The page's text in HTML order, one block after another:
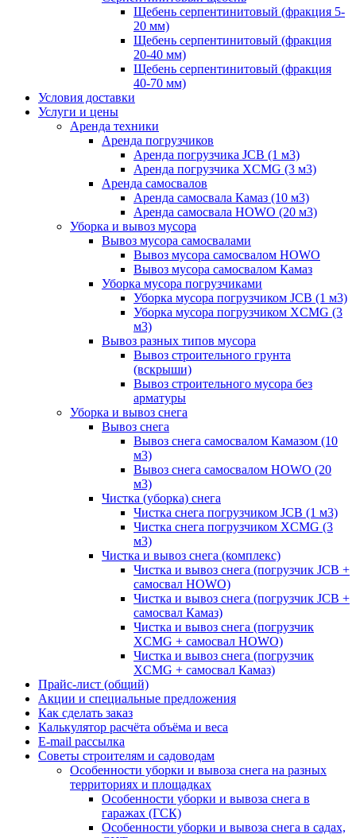
Щебень серпентинитовый (фракция 5-
20 мм)
Щебень серпентинитовый (фракция
20-40 мм)
Щебень серпентинитовый (фракция
40-70 мм)
Условия доставки
Услуги и цены
Аренда техники
Аренда погрузчиков
Аренда погрузчика JCB (1 м3)
Аренда погрузчика XCMG (3 м3)
Аренда самосвалов
Аренда самосвала Камаз (10 м3)
Аренда самосвала HOWO (20 м3)
Уборка и вывоз мусора
Вывоз мусора самосвалами
Вывоз мусора самосвалом HOWO
Вывоз мусора самосвалом Камаз
Уборка мусора погрузчиками
Уборка мусора погрузчиком JCB (1 м3)
Уборка мусора погрузчиком XCMG (3
м3)
Вывоз разных типов мусора
Вывоз строительного грунта
(вскрыши)
Вывоз строительного мусора без
арматуры
Уборка и вывоз снега
Вывоз снега
Вывоз снега самосвалом Камазом (10
м3)
Вывоз снега самосвалом HOWO (20
м3)
Чистка (уборка) снега
Чистка снега погрузчиком JCB (1 м3)
Чистка снега погрузчиком XCMG (3
м3)
Чистка и вывоз снега (комплекс)
Чистка и вывоз снега (погрузчик JCB +
самосвал HOWO)
Чистка и вывоз снега (погрузчик JCB +
самосвал Камаз)
Чистка и вывоз снега (погрузчик
XCMG + самосвал HOWO)
Чистка и вывоз снега (погрузчик
XCMG + самосвал Камаз)
Прайс-лист (общий)
Акции и специальные предложения
Как сделать заказ
Калькулятор расчёта объёма и веса
E-mail рассылка
Советы строителям и садоводам
Особенности уборки и вывоза снега на разных
территориях и площадках
Особенности уборки и вывоза снега в
гаражах (ГСК)
Особенности уборки и вывоза снега в садах,